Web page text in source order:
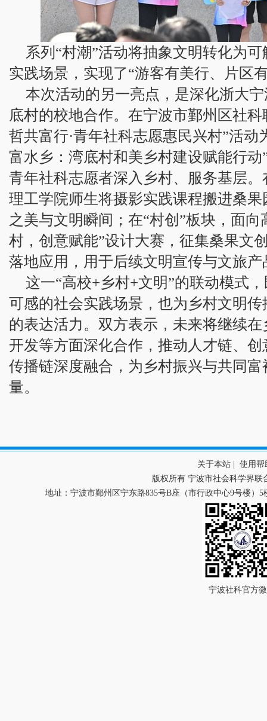
系列“村潮”活动将抽象文明转化为
实践场景，实现了“游客有美行、片区
本次活动的另一亮点，是深化浙大
底村的校地合作。在宁波市鄞州区社
哲共富行·青年社科志愿惠民兴村”活动
富水乡：湾底村和美乡村建设赋能行
青年社科志愿者深入乡村、服务基层。
理工学院师生将摄影实践课程搬进桑
之美与文明瞬间；在“村创”板块，面
村，创意赋能”设计大赛，征集桑果文
落地应用，用于后续文明宣传与文旅产
这一“高校+乡村+文明”的联动模式
可感的社会实践场景，也为乡村文明
的表达活力。双方表示，未来将继续
开发等方面深化合作，推动人才链、
传播链深度融合，为乡村振兴与共同
量。
关于本站
使用帮
版权所有 宁波市社会科学界
地址：宁波市鄞州区宁东路835号B座（市行政中心9号楼）5
宁波社科官方